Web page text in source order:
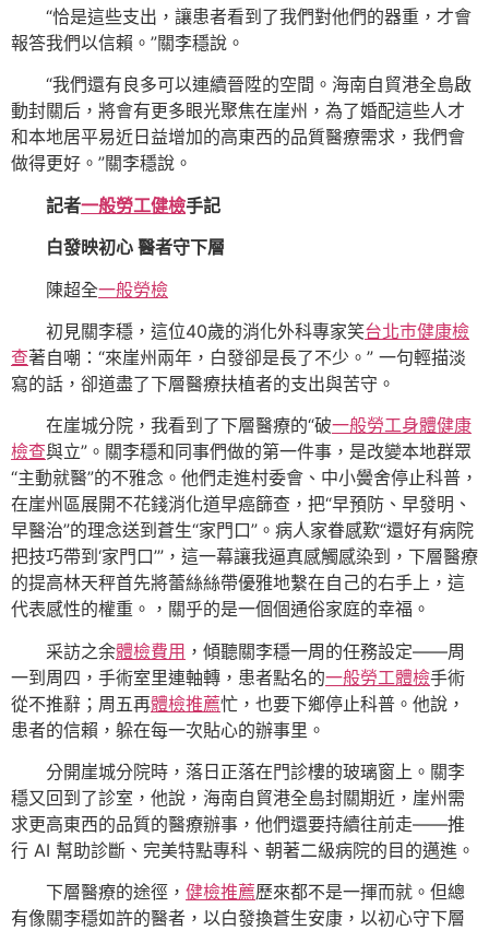
“恰是這些支出，讓患者看到了我們對他們的器重，才會
報答我們以信賴。”關李穩說。
“我們還有良多可以連續晉陞的空間。海南自貿港全島啟
動封關后，將會有更多眼光聚焦在崖州，為了婚配這些人才
和本地居平易近日益增加的高東西的品質醫療需求，我們會
做得更好。”關李穩說。
記者一般勞工健檢手記
白發映初心 醫者守下層
陳超全一般勞檢
初見關李穩，這位40歲的消化外科專家笑台北巿健康檢
查著自嘲：“來崖州兩年，白發卻是長了不少。” 一句輕描淡
寫的話，卻道盡了下層醫療扶植者的支出與苦守。
在崖城分院，我看到了下層醫療的“破一般勞工身體健康
檢查與立”。關李穩和同事們做的第一件事，是改變本地群眾
“主動就醫”的不雅念。他們走進村委會、中小黌舍停止科普，
在崖州區展開不花錢消化道早癌篩查，把“早預防、早發明、
早醫治”的理念送到蒼生“家門口”。病人家眷感歎“還好有病院
把技巧帶到‘家門口’”，這一幕讓我逼真感觸感染到，下層醫療
的提高林天秤首先將蕾絲絲帶優雅地繫在自己的右手上，這
代表感性的權重。，關乎的是一個個通俗家庭的幸福。
采訪之余體檢費用 ，傾聽關李穩一周的任務設定——周
一到周四，手術室里連軸轉，患者點名的一般勞工體檢手術
從不推辭；周五再體檢推薦忙，也要下鄉停止科普。他說，
患者的信賴，躲在每一次貼心的辦事里。
分開崖城分院時，落日正落在門診樓的玻璃窗上。關李
穩又回到了診室，他說，海南自貿港全島封關期近，崖州需
求更高東西的品質的醫療辦事，他們還要持續往前走——推
行 AI 幫助診斷、完美特點專科、朝著二級病院的目的邁進。
下層醫療的途徑， 健檢推薦歷來都不是一揮而就。但總
有像關李穩如許的醫者，以白發換蒼生安康，以初心守下層